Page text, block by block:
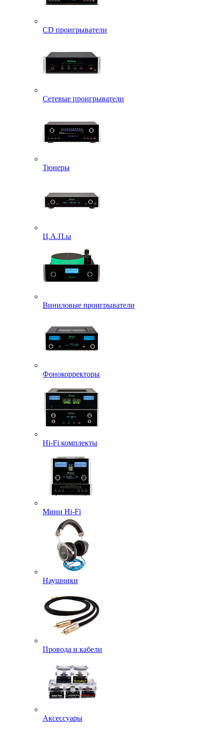
CD проигрыватели
Сетевые проигрыватели
Тюнеры
Ц.А.П.ы
Виниловые проигрыватели
Фонокорректоры
Hi-Fi комплекты
Мини Hi-Fi
Наушники
Провода и кабели
Аксессуары